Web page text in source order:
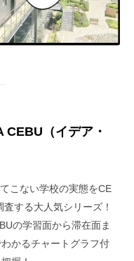
CEBU（イデア・
こない学校の実態をCE
する大人気シリーズ！
の学習面から滞在面ま
かるチャートグラフ付